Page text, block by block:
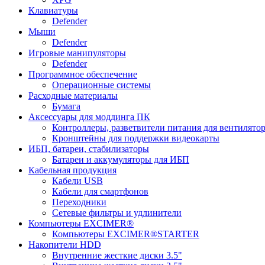
Клавиатуры
Defender
Мыши
Defender
Игровые манипуляторы
Defender
Программное обеспечение
Операционные системы
Расходные материалы
Бумага
Аксессуары для моддинга ПК
Контроллеры, разветвители питания для
Кронштейны для поддержки видеокарты
ИБП, батареи, стабилизаторы
Батареи и аккумуляторы для ИБП
Кабельная продукция
Кабели USB
Кабели для смартфонов
Переходники
Сетевые фильтры и удлинители
Компьютеры EXCIMER®
Компьютеры EXCIMER®STARTER
Накопители HDD
Внутренние жесткие диски 3.5"